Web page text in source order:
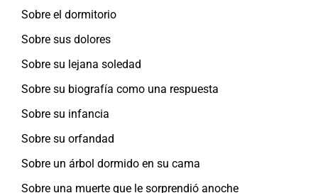
Sobre el dormitorio
Sobre sus dolores
Sobre su lejana soledad
Sobre su biografía como una respuesta
Sobre su infancia
Sobre su orfandad
Sobre un árbol dormido en su cama
Sobre una muerte que le sorprendió anoche